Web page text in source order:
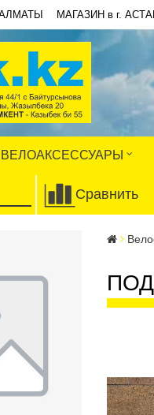
МАГАЗИН в г.
ВЕЛОАКСЕССУАРЫ
Сравнить